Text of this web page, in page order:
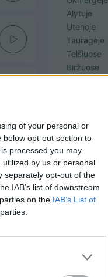
of your personal or
opt-out section to
processed you may
by us or personal
separately opt-out of the
IAB’s list of downstream
on the IAB’s List of
Alytuje
Utenoje
Tauragėje
Telšiuose
Biržuose